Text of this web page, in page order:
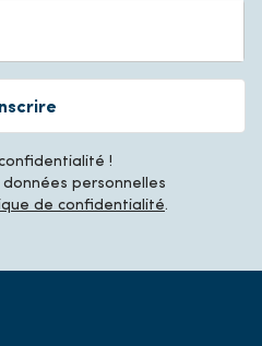
!
personnelles
de confidentialité.